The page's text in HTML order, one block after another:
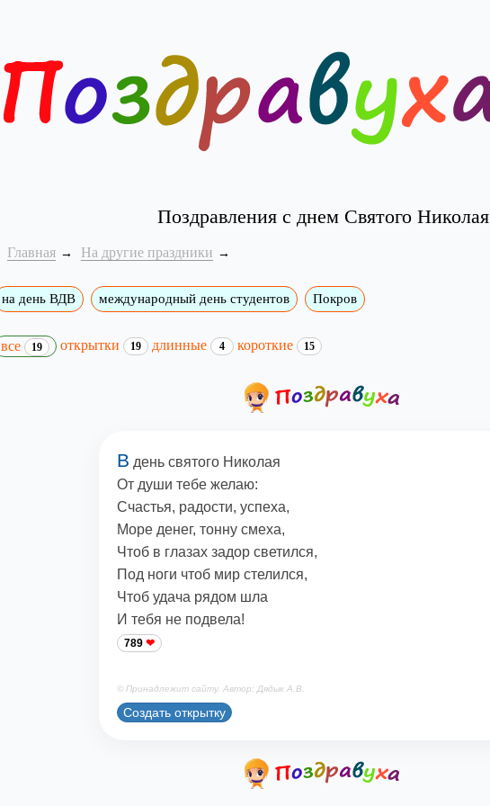
Поздравления с днем Святого Николая
Главная На другие праздники
на день ВДВ международный день студентов Покров
все 19 открытки 19 длинные 4 короткие 15
В день святого Николая
От души тебе желаю:
Счастья, радости, успеха,
Море денег, тонну смеха,
Чтоб в глазах задор светился,
Под ноги чтоб мир стелился,
Чтоб удача рядом шла
И тебя не подвела!
789
© Принадлежит сайту. Автор: Дядык А.В.
Создать открытку